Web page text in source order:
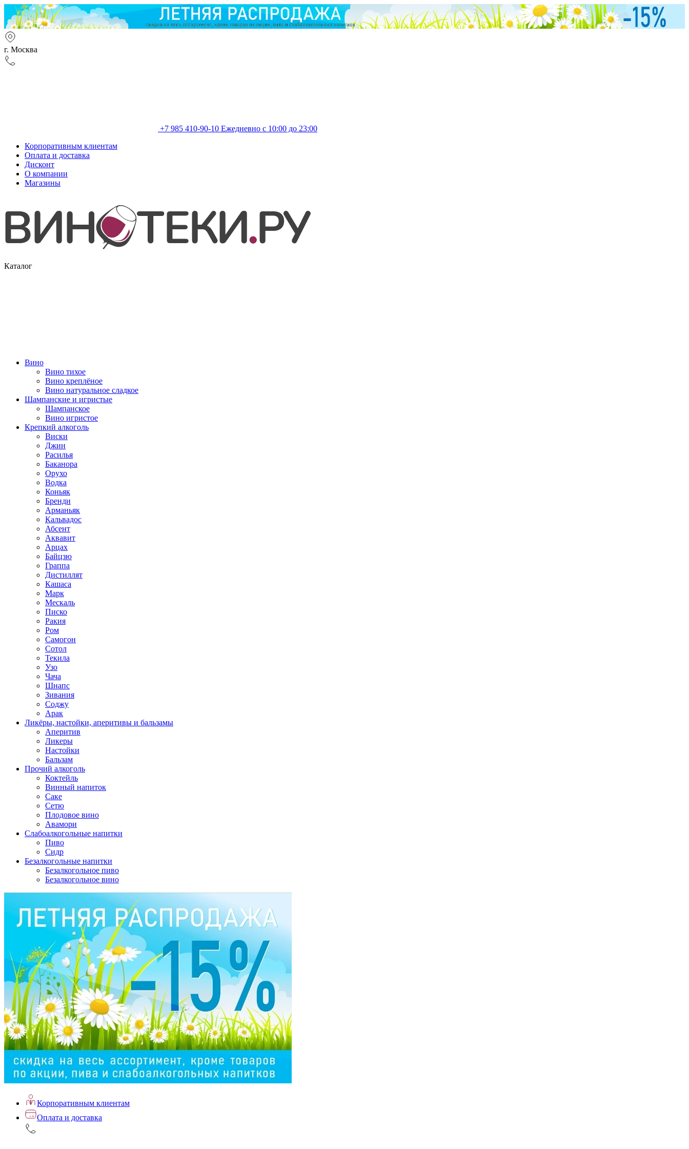
г. Москва
+7 985 410-90-10 Ежедневно с 10:00 до 23:00
Корпоративным клиентам
Оплата и доставка
Дисконт
О компании
Магазины
Каталог
Вино
Вино тихое
Вино креплёное
Вино натуральное сладкое
Шампанские и игристые
Шампанское
Вино игристое
Крепкий алкоголь
Виски
Джин
Расилья
Баканора
Орухо
Водка
Коньяк
Бренди
Арманьяк
Кальвадос
Абсент
Аквавит
Арцах
Байцзю
Граппа
Дистиллят
Кашаса
Марк
Мескаль
Писко
Ракия
Ром
Самогон
Сотол
Текила
Узо
Чача
Шнапс
Зивания
Соджу
Арак
Ликёры, настойки, аперитивы и бальзамы
Аперитив
Ликеры
Настойки
Бальзам
Прочий алкоголь
Коктейль
Винный напиток
Саке
Сетю
Плодовое вино
Авамори
Слабоалкогольные напитки
Пиво
Сидр
Безалкогольные напитки
Безалкогольное пиво
Безалкогольное вино
Корпоративным клиентам
Оплата и доставка